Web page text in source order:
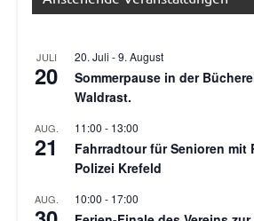
JULI
20
20. Juli -9. August
Sommerpause in der
Waldrast.
AUG.
21
11:00 - 13:00
Fahrradtour für Senioren mit
Polizei Krefeld
AUG. 10:00 - 17:00